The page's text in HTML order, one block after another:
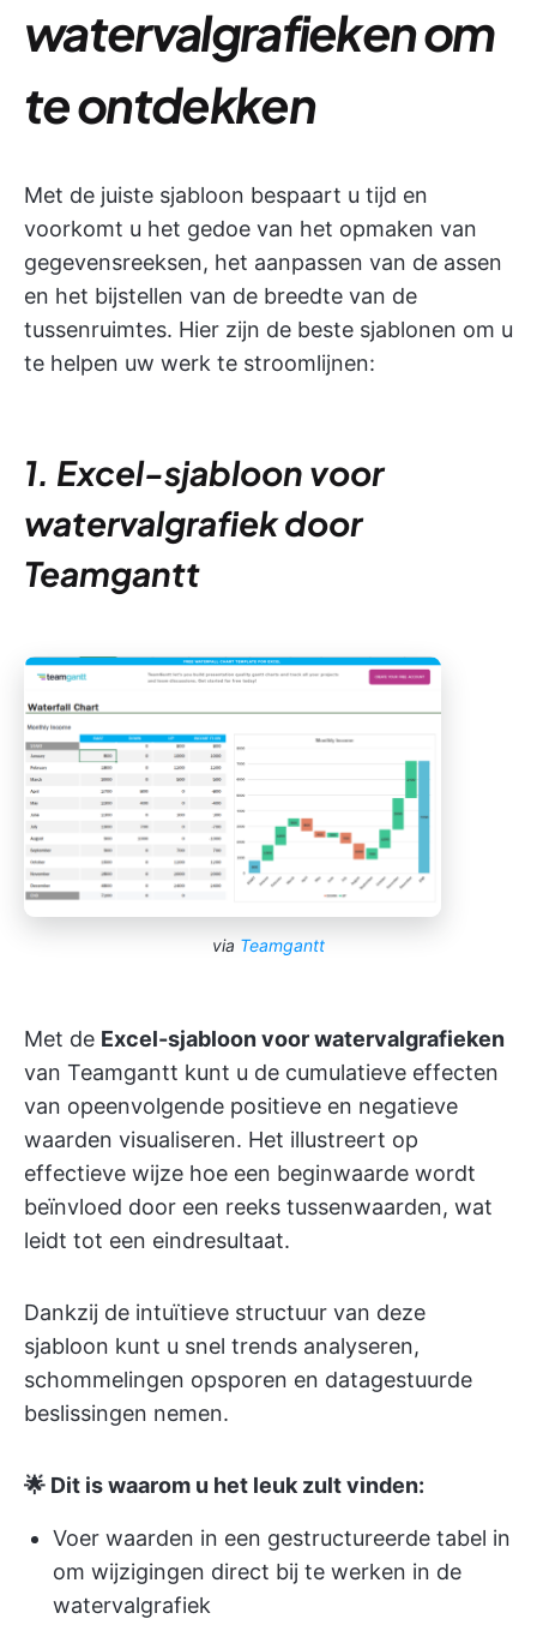
watervalgrafieken om
te ontdekken
Met de juiste sjabloon bespaart u tijd en
voorkomt u het gedoe van het opmaken van
gegevensreeksen, het aanpassen van de assen
en het bijstellen van de breedte van de
tussenruimtes. Hier zijn de beste sjablonen om u
te helpen uw werk te stroomlijnen:
1. Excel-sjabloon voor
watervalgrafiek door
Teamgantt
via Teamgantt
Met de Excel-sjabloon voor watervalgrafieken
van Teamgantt kunt u de cumulatieve effecten
van opeenvolgende positieve en negatieve
waarden visualiseren. Het illustreert op
effectieve wijze hoe een beginwaarde wordt
beïnvloed door een reeks tussenwaarden, wat
leidt tot een eindresultaat.
Dankzij de intuïtieve structuur van deze
sjabloon kunt u snel trends analyseren,
schommelingen opsporen en datagestuurde
beslissingen nemen.
🌟 Dit is waarom u het leuk zult vinden:
Voer waarden in een gestructureerde tabel in
om wijzigingen direct bij te werken in de
watervalgrafiek